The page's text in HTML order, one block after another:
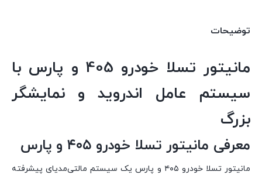
۴۰۵
پارس
توضیحات
مانیتور تسلا خودرو 405 و پارس با
سیستم عامل اندروید و نمایشگر
بزرگ
معرفی مانیتور تسلا خودرو ۴۰۵ و پارس
مانیتور تسلا خودرو ۴۰۵ و پارس یک سیستم مالتی‌مدیای پیشرفته